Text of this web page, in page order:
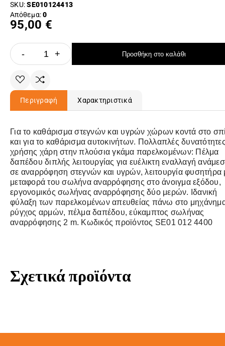
SKU:SE010124413
Απόθεμα:0
95,00 €
- + Προσθήκη στο καλάθι
Περιγραφή Χαρακτηριστικά
Για το καθάρισμα στεγνών και υγρών χώρων κοντά στο
και για το καθάρισμα αυτοκινήτων. Πολλαπλές
χρήσης χάρη στην πλούσια γκάμα παρελκομένων: Πέλμα
δαπέδου διπλής λειτουργίας για ευέλικτη εναλλαγή
σε αναρρόφηση στεγνών και υγρών, λειτουργία φυσητήρα
μεταφορά του σωλήνα αναρρόφησης στο άνοιγμα εξόδου,
εργονομικός σωλήνας αναρρόφησης δύο μερών. Ιδανική
φύλαξη των παρελκομένων απευθείας πάνω στο
ρύγχος αρμών, πέλμα δαπέδου, εύκαμπτος σωλήνας
αναρρόφησης 2 m. Κωδικός προϊόντος SE01 012 4400
Σχετικά προϊόντα